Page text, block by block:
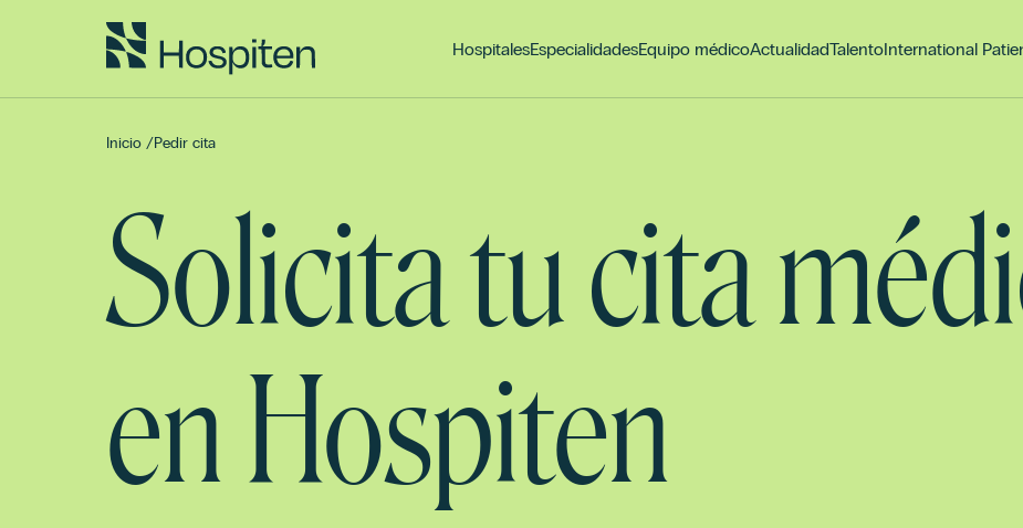
HospitalesEspecialidadesEquipo médicoActualidadTalentoInternational
Inicio /Pedir cita
Solicita tu cita
en Hospiten